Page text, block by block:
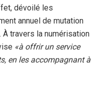
dévoilé les
annuel de mutation
À travers la numérisation
«à offrir un service
en les accompagnant à